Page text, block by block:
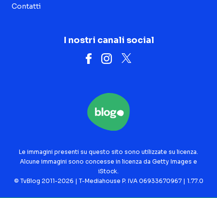
Contatti
I nostri canali social
Le immagini presenti su questo sito sono utilizzate su licenza.
Alcune immagini sono concesse in licenza da Getty Images e
iStock.
© TvBlog 2011-2026 | T-Mediahouse P. IVA 06933670967 | 1.77.0